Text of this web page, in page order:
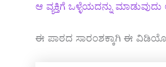
ಆ ವ್ಯಕ್ತಿಗೆ ಒಳ್ಳೆಯದನ್ನು
ಈ ಪಾಠದ ಸಾರಂಶಕ್ಕಾಗಿ ಈ